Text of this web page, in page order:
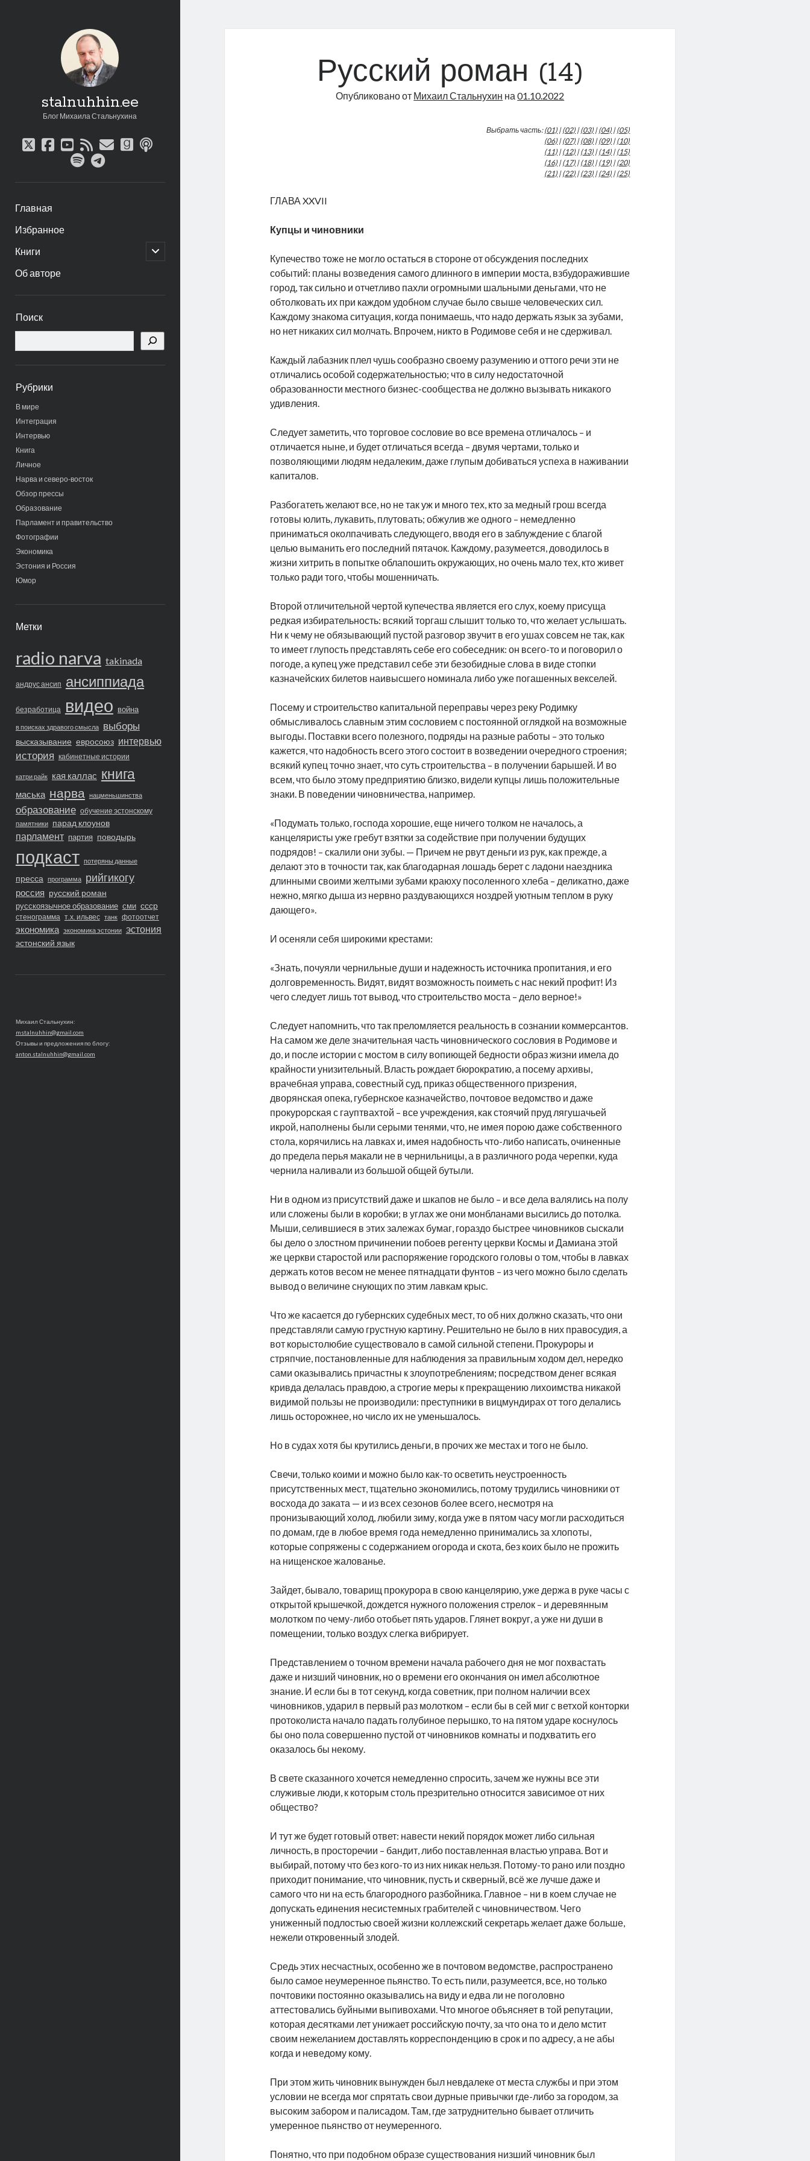
stalnuhhin.ee
Блог Михаила Стальнухина
twitter
facebook
youtube
rssemailgoodreads
podcast
spotifytelegram
Главная
Избранное
Книги
открыть
дочернее
Об авторе
панель
Поиск
Рубрики
В мире
Интеграция
Интервью
Книга
Личное
Нарва и северо-восток
Обзор прессы
Образование
Парламент и правительство
Фотографии
Экономика
Эстония и Россия
Юмор
Метки
radio narva takinada
андрус ансип ансиппиада
безработица видео война
в поисках здравого смысла выборы
высказывание евросоюз интервью
история кабинетные истории
катри райк кая каллас книга
маська нарва нацменьшинства
образование обучение эстонскому
памятники парад клоунов
парламент партия поводырь
подкаст потеряны данные
пресса программа рийгикогу
россия русский роман
русскоязычное образование сми ссср
стенограмма т.х. ильвес танк фотоотчет
экономика экономика эстонии эстония
эстонский язык
Михаил Стальнухин:
mstalnuhhin@gmail.com
Отзывы и предложения по блогу:
anton.stalnuhhin@gmail.com
Русский роман (14)
Опубликовано от Михаил Стальнухин на01.10.2022
Выбрать часть:(01) |(02) |(03) |(04) |(05)
(06) |(07) |(08) |(09) |(10)
(11) |(12) |(13) |(14) |(15)
(16) |(17) |(18) |(19) |(20)
(21) |(22) |(23) |(24) |(25)
ГЛАВА XXVII
Купцы и чиновники
Купечество тоже не могло остаться в стороне от обсуждения последних
событий: планы возведения самого длинного в империи моста, взбудоражившие
город, так сильно и отчетливо пахли огромными шальными деньгами, что не
обтолковать их при каждом удобном случае было свыше человеческих сил.
Каждому знакома ситуация, когда понимаешь, что надо держать язык за зубами,
но нет никаких сил молчать. Впрочем, никто в Родимове себя и не сдерживал.
Каждый лабазник плел чушь сообразно своему разумению и оттого речи эти не
отличались особой содержательностью; что в силу недостаточной
образованности местного бизнес-сообщества не должно вызывать никакого
удивления.
Следует заметить, что торговое сословие во все времена отличалось – и
отличается ныне, и будет отличаться всегда – двумя чертами, только и
позволяющими людям недалеким, даже глупым добиваться успеха в наживании
капиталов.
Разбогатеть желают все, но не так уж и много тех, кто за медный грош всегда
готовы юлить, лукавить, плутовать; обжулив же одного – немедленно
приниматься околпачивать следующего, вводя его в заблуждение с благой
целью выманить его последний пятачок. Каждому, разумеется, доводилось в
жизни хитрить в попытке облапошить окружающих, но очень мало тех, кто живет
только ради того, чтобы мошенничать.
Второй отличительной чертой купечества является его слух, коему присуща
редкая избирательность: всякий торгаш слышит только то, что желает услышать.
Ни к чему не обязывающий пустой разговор звучит в его ушах совсем не так, как
то имеет глупость представлять себе его собеседник: он всего-то и поговорил о
погоде, а купец уже представил себе эти безобидные слова в виде стопки
казначейских билетов наивысшего номинала либо уже погашенных векселей.
Посему и строительство капитальной переправы через реку Родимку
обмысливалось славным этим сословием с постоянной оглядкой на возможные
выгоды. Поставки всего полезного, подряды на разные работы – это только
кажется, что надобность всего этого состоит в возведении очередного строения;
всякий купец точно знает, что суть строительства – в получении барышей. И во
всем, что было этому предприятию близко, видели купцы лишь положительные
знаки. В поведении чиновничества, например.
«Подумать только, господа хорошие, еще ничего толком не началось, а
канцеляристы уже гребут взятки за содействие при получении будущих
подрядов! – скалили они зубы. — Причем не рвут деньги из рук, как прежде, а
делают это в точности так, как благодарная лошадь берет с ладони наездника
длинными своими желтыми зубами краюху посоленного хлеба – деликатно, даже
нежно, мягко дыша из нервно раздувающихся ноздрей уютным теплом в руку
дающего».
И осеняли себя широкими крестами:
«Знать, почуяли чернильные души и надежность источника пропитания, и его
долговременность. Видят, видят возможность поиметь с нас некий профит! Из
чего следует лишь тот вывод, что строительство моста – дело верное!»
Следует напомнить, что так преломляется реальность в сознании коммерсантов.
На самом же деле значительная часть чиновнического сословия в Родимове и
до, и после истории с мостом в силу вопиющей бедности образ жизни имела до
крайности унизительный. Власть рождает бюрократию, а посему архивы,
врачебная управа, совестный суд, приказ общественного призрения,
дворянская опека, губернское казначейство, почтовое ведомство и даже
прокурорская с гауптвахтой – все учреждения, как стоячий пруд лягушачьей
икрой, наполнены были серыми тенями, что, не имея порою даже собственного
стола, корячились на лавках и, имея надобность что-либо написать, очиненные
до предела перья макали не в чернильницы, а в различного рода черепки, куда
чернила наливали из большой общей бутыли.
Ни в одном из присутствий даже и шкапов не было – и все дела валялись на полу
или сложены были в коробки; в углах же они монбланами высились до потолка.
Мыши, селившиеся в этих залежах бумаг, гораздо быстрее чиновников сыскали
бы дело о злостном причинении побоев регенту церкви Космы и Дамиана этой
же церкви старостой или распоряжение городского головы о том, чтобы в лавках
держать котов весом не менее пятнадцати фунтов – из чего можно было сделать
вывод о величине снующих по этим лавкам крыс.
Что же касается до губернских судебных мест, то об них должно сказать, что они
представляли самую грустную картину. Решительно не было в них правосудия, а
вот корыстолюбие существовало в самой сильной степени. Прокуроры и
стряпчие, постановленные для наблюдения за правильным ходом дел, нередко
сами оказывались причастны к злоупотреблениям; посредством денег всякая
кривда делалась правдою, а строгие меры к прекращению лихоимства никакой
видимой пользы не производили: преступники в вицмундирах от того делались
лишь осторожнее, но число их не уменьшалось.
Но в судах хотя бы крутились деньги, в прочих же местах и того не было.
Свечи, только коими и можно было как-то осветить неустроенность
присутственных мест, тщательно экономились, потому трудились чиновники от
восхода до заката — и из всех сезонов более всего, несмотря на
пронизывающий холод, любили зиму, когда уже в пятом часу могли расходиться
по домам, где в любое время года немедленно принимались за хлопоты,
которые сопряжены с содержанием огорода и скота, без коих было не прожить
на нищенское жалованье.
Зайдет, бывало, товарищ прокурора в свою канцелярию, уже держа в руке часы с
открытой крышечкой, дождется нужного положения стрелок – и деревянным
молотком по чему-либо отобьет пять ударов. Глянет вокруг, а уже ни души в
помещении, только воздух слегка вибрирует.
Представлением о точном времени начала рабочего дня не мог похвастать
даже и низший чиновник, но о времени его окончания он имел абсолютное
знание. И если бы в тот секунд, когда советник, при полном наличии всех
чиновников, ударил в первый раз молотком – если бы в сей миг с ветхой конторки
протоколиста начало падать голубиное перышко, то на пятом ударе коснулось
бы оно пола совершенно пустой от чиновников комнаты и подхватить его
оказалось бы некому.
В свете сказанного хочется немедленно спросить, зачем же нужны все эти
служивые люди, к которым столь презрительно относится зависимое от них
общество?
И тут же будет готовый ответ: навести некий порядок может либо сильная
личность, в просторечии – бандит, либо поставленная властью управа. Вот и
выбирай, потому что без кого-то из них никак нельзя. Потому-то рано или поздно
приходит понимание, что чиновник, пусть и скверный, всё же лучше даже и
самого что ни на есть благородного разбойника. Главное – ни в коем случае не
допускать единения несистемных грабителей с чиновничеством. Чего
униженный подлостью своей жизни коллежский секретарь желает даже больше,
нежели откровенный злодей.
Средь этих несчастных, особенно же в почтовом ведомстве, распространено
было самое неумеренное пьянство. То есть пили, разумеется, все, но только
почтовики постоянно оказывались на виду и едва ли не поголовно
аттестовались буйными выпивохами. Что многое объясняет в той репутации,
которая десятками лет унижает российскую почту, за что она то и дело мстит
своим нежеланием доставлять корреспонденцию в срок и по адресу, а не абы
когда и неведому кому.
При этом жить чиновник вынужден был невдалеке от места службы и при этом
условии не всегда мог спрятать свои дурные привычки где-либо за городом, за
высоким забором и палисадом. Там, где затруднительно бывает отличить
умеренное пьянство от неумеренного.
Понятно, что при подобном образе существования низший чиновник был